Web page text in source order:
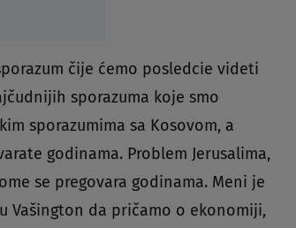
čije ćemo posledcie videti
sporazuma koje smo
sporazumima sa Kosovom, a
godinama. Problem Jerusalima,
se pregovara godinama. Meni je
Vašington da pričamo o ekonomiji,